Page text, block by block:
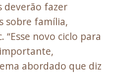
deverão fazer
sobre família,
“Esse novo ciclo para
abordado que diz